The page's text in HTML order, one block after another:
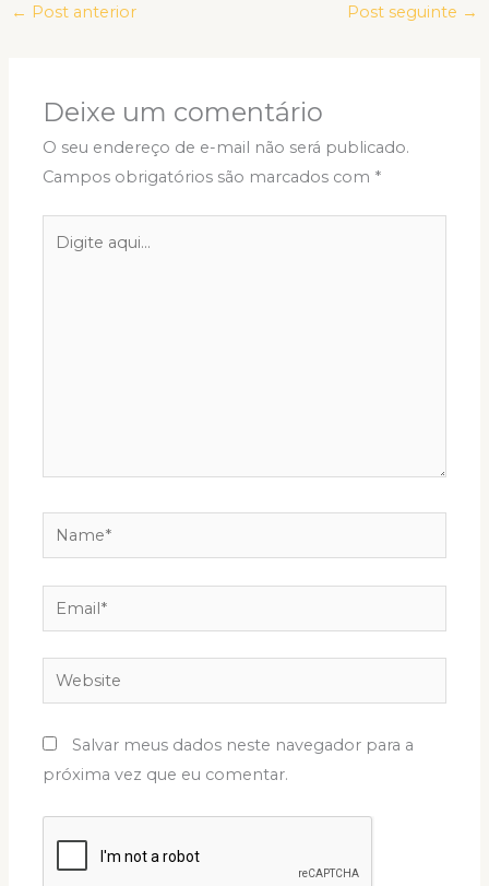
← Post anterior Post seguinte →
Deixe um comentário
O seu endereço de e-mail não será publicado.
Campos obrigatórios são marcados com *
Name*
Email*
Website
Salvar meus dados neste navegador para a
próxima vez que eu comentar.